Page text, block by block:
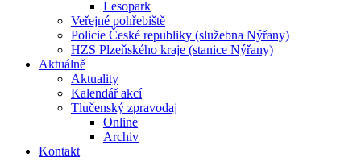
Lesopark
Veřejné pohřebiště
Policie České republiky (služebna Nýřany)
HZS Plzeňského kraje (stanice Nýřany)
Aktuálně
Aktuality
Kalendář akcí
Tlučenský zpravodaj
Online
Archiv
Kontakt